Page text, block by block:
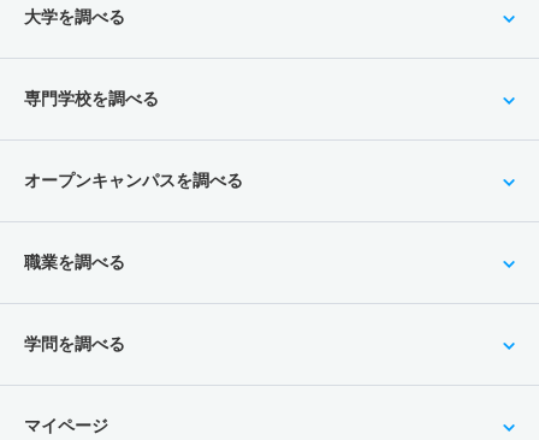
大学を調べる
専門学校を調べる
オープンキャンパスを調べる
職業を調べる
学問を調べる
マイページ